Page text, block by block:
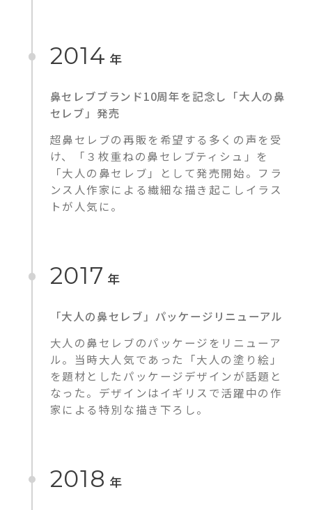
2014 年
鼻セレブブランド10周年を記念し「大人の鼻
セレブ」発売
超鼻セレブの再販を希望する多くの声を受
け、「３枚重ねの鼻セレブティシュ」を
「大人の鼻セレブ」として発売開始。フラ
ンス人作家による繊細な描き起こしイラス
トが人気に。
2017 年
「大人の鼻セレブ」パッケージリニューアル
大人の鼻セレブのパッケージをリニューア
ル。当時大人気であった「大人の塗り絵」
を題材としたパッケージデザインが話題と
なった。デザインはイギリスで活躍中の作
家による特別な描き下ろし。
2018 年